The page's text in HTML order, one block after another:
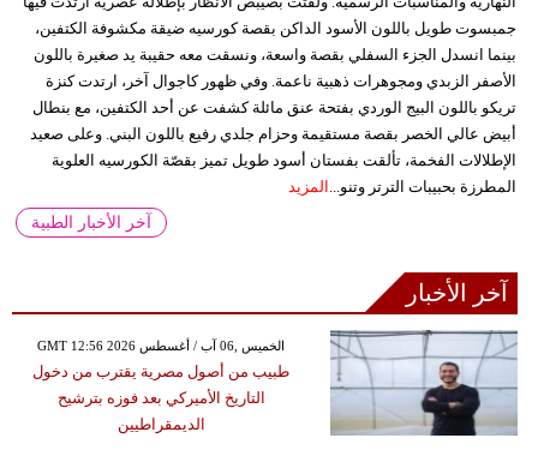
جمبسوت طويل باللون الأسود الداكن بقصة كورسيه ضيقة مكشوفة الكتفين،
بينما انسدل الجزء السفلي بقصة واسعة، ونسقت معه حقيبة يد صغيرة باللون
الأصفر الزبدي ومجوهرات ذهبية ناعمة. وفي ظهور كاجوال آخر، ارتدت كنزة
تريكو باللون البيج الوردي بفتحة عنق مائلة كشفت عن أحد الكتفين، مع بنطال
أبيض عالي الخصر بقصة مستقيمة وحزام جلدي رفيع باللون البني. وعلى صعيد
الإطلالات الفخمة، تألقت بفستان أسود طويل تميز بقصّة الكورسيه العلوية
المطرزة بحبيبات الترتر وتنو...
المزيد
آخر الأخبار الطبية
آخر الأخبار
GMT 12:56 2026 الخميس ,06 آب / أغسطس
طبيب من أصول مصرية يقترب من دخول
التاريخ الأميركي بعد فوزه بترشيح
الديمقراطيين